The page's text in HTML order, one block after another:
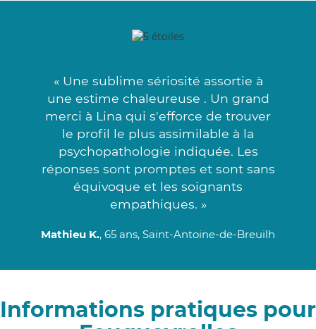
« Une sublime sériosité assortie à
une estime chaleureuse . Un grand
merci à Lina qui s'efforce de trouver
le profil le plus assimilable à la
psychopathologie indiquée. Les
réponses sont promptes et sont sans
équivoque et les soignants
empathiques. »
Mathieu K., 65 ans, Saint-Antoine-de-Breuilh
Informations pratiques pour